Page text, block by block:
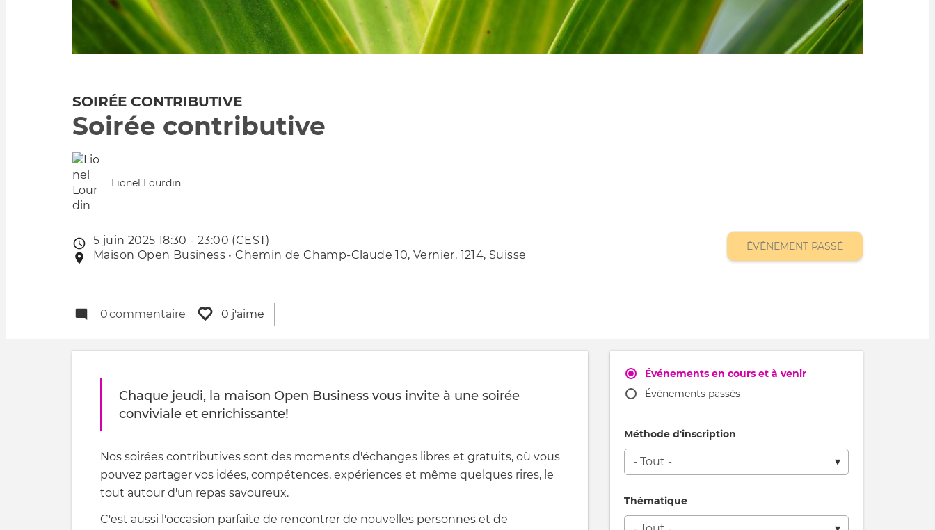
SOIRÉE CONTRIBUTIVE
Soirée contributive
Lionel Lourdin
Date
de
5 juin 2025 18:30 - 23:00 (CEST)
Lieu
Maison Open Business • Chemin de Champ-Claude 10, Vernier, 1214, Suisse
ÉVÉNEMENT PASSÉ
0commentaire 0 j'aime
Événements en cours et à venir
Événements passés
Méthode d'inscription
Thématique
Chaque jeudi, la maison Open Business vous invite à une soirée
conviviale et enrichissante!
Nos soirées contributives sont des moments d'échanges libres et gratuits, où vous
pouvez partager vos idées, compétences, expériences et même quelques rires, le
tout autour d'un repas savoureux.
C'est aussi l'occasion parfaite de rencontrer de nouvelles personnes et de